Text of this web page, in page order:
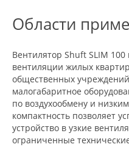
Области
Вентилятор Shuft SLIM
вентиляции жилых
общественных
малогабаритное
по воздухообмену и
компактность позволяет
устройство в узкие
ограниченные